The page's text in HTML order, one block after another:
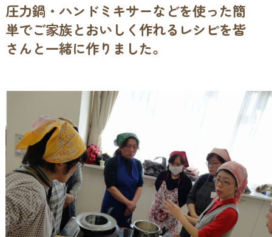
圧力鍋・ハンドミキサーなどを使った簡
単でご家族とおいしく作れるレシピを皆
さんと一緒に作りました。